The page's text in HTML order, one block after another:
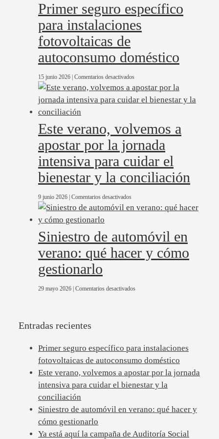
Primer seguro específico
para instalaciones
fotovoltaicas de
autoconsumo doméstico
15 junio 2026 Comentarios desactivadosen
Primer
seguro
específico
fotovoltaicas
de
autoconsumo
doméstico
Este verano, volvemos a
apostar por la jornada
intensiva para cuidar el
bienestar y la conciliación
9 junio 2026 Comentarios desactivadosen
Este
apostar
por
la
Siniestro de automóvil en
verano: qué hacer y cómo
gestionarlo
29 mayo 2026 Comentarios desactivadosen
hacer
y
gestionarlo
Entradas recientes
Primer seguro específico para instalaciones
fotovoltaicas de autoconsumo doméstico
Este verano, volvemos a apostar por la jornada
intensiva para cuidar el bienestar y la
conciliación
Siniestro de automóvil en verano: qué hacer y
cómo gestionarlo
Ya está aquí la campaña de Auditoría Social